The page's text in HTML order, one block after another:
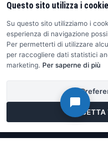
Questo sito utilizza i cookie
Su questo sito utilizziamo i
esperienza di navigazione
Per permetterti di utilizzare
per raccogliere dati statistici
marketing. Per saperne di più